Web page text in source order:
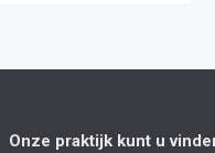
Onze praktijk kunt u